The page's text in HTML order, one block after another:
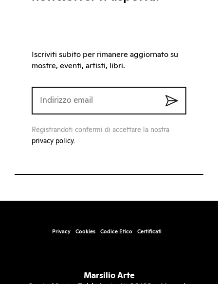
Iscriviti subito per rimanere aggiornato su
mostre, eventi, artisti, libri.
Registrandoti confermi di accettare la nostra
privacy policy.
Privacy Cookies Codice Etico Certificati
Marsilio Arte